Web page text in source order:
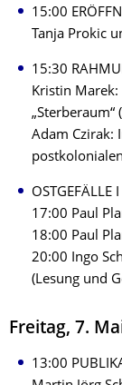
15:00
Tanja Prokic
15:30
Kristin Marek:
„Sterberaum“
Adam Czirak:
OSTGEFÄLLE I
17:00 Paul
18:00 Paul
20:00 Ingo
(Lesung und
Freitag, 7.
13:00